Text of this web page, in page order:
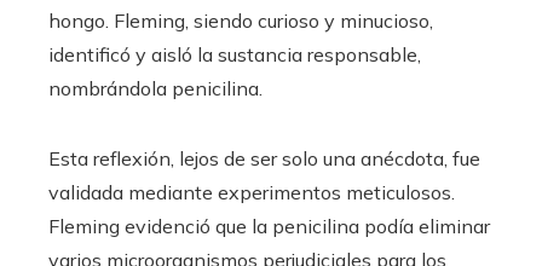
hongo. Fleming, siendo curioso y minucioso,
identificó y aisló la sustancia responsable,
nombrándola penicilina.
Esta reflexión, lejos de ser solo una anécdota, fue
validada mediante experimentos meticulosos.
Fleming evidenció que la penicilina podía eliminar
varios microorganismos perjudiciales para los